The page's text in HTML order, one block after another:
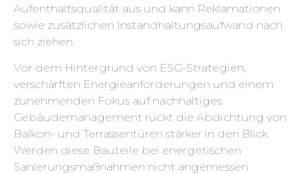
Aufenthaltsqualität aus und kann Reklamationen
sowie zusätzlichen Instandhaltungsaufwand nach
sich ziehen.
Vor dem Hintergrund von ESG-Strategien,
verschärften Energieanforderungen und einem
zunehmenden Fokus auf nachhaltiges
Gebäudemanagement rückt die Abdichtung von
Balkon- und Terrassentüren stärker in den Blick.
Werden diese Bauteile bei energetischen
Sanierungsmaßnahmen nicht angemessen